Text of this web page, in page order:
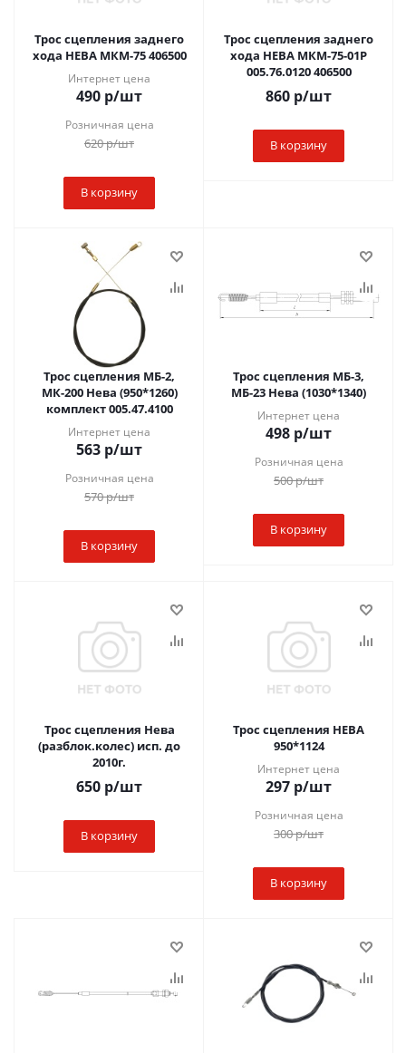
Трос сцепления заднего
хода НЕВА МКМ-75 406500
Интернет цена
490 р/шт
Розничная цена
620р/шт
В корзину
Трос сцепления заднего
хода НЕВА МКМ-75-01Р
005.76.0120 406500
860 р/шт
В корзину
Трос сцепления МБ-2,
МК-200 Нева (950*1260)
комплект 005.47.4100
Интернет цена
563 р/шт
Розничная цена
570р/шт
В корзину
Трос сцепления МБ-3,
МБ-23 Нева (1030*1340)
Интернет цена
498 р/шт
Розничная цена
500р/шт
В корзину
Трос сцепления Нева
(разблок.колес) исп. до
2010г.
650 р/шт
В корзину
Трос сцепления НЕВА
950*1124
Интернет цена
297 р/шт
Розничная цена
300р/шт
В корзину